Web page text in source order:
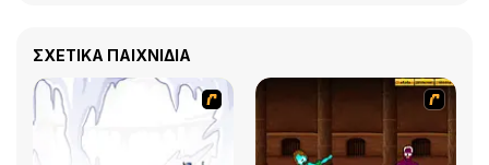
ΣΧΕΤΙΚΆ ΠΑΙΧΝΊΔΙΑ